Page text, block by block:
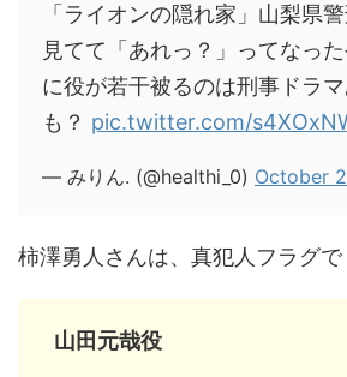
「ライオンの隠れ家」山梨県
見てて「あれっ？」ってなっ
に役が若干被るのは刑事ドラ
も？ pic.twitter.com/
— みりん. (@healthi_0) October
柿澤勇人さんは、真犯人フラグで
山田元哉役